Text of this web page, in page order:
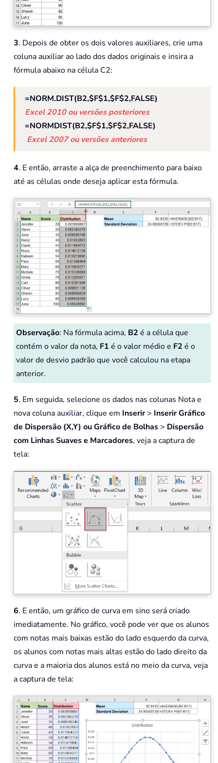
3. Depois de obter os dois valores auxiliares, crie uma
coluna auxiliar ao lado dos dados originais e insira a
fórmula abaixo na célula C2:
=NORM.DIST(B2,$F$1,$F$2,FALSE)
Excel 2010 ou versões posteriores
=NORMDIST(B2,$F$1,$F$2,FALSE)
Excel 2007 ou versões anteriores
4. E então, arraste a alça de preenchimento para baixo
até as células onde deseja aplicar esta fórmula.
Observação: Na fórmula acima, B2 é a célula que
contém o valor da nota, F1 é o valor médio e F2 é o
valor de desvio padrão que você calculou na etapa
anterior.
5. Em seguida, selecione os dados nas colunas Nota e
nova coluna auxiliar, clique em Inserir> Inserir Gráfico
de Dispersão (X,Y) ou Gráfico de Bolhas > Dispersão
com Linhas Suaves e Marcadores, veja a captura de
tela:
6. E então, um gráfico de curva em sino será criado
imediatamente. No gráfico, você pode ver que os alunos
com notas mais baixas estão do lado esquerdo da curva,
os alunos com notas mais altas estão do lado direito da
curva e a maioria dos alunos está no meio da curva, veja
a captura de tela: